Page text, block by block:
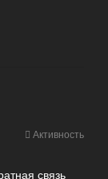
Активность
связь